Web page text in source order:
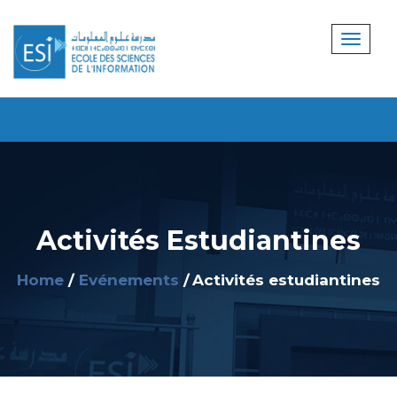
Activités Estudiantines
Home Evénements Activités estudiantines